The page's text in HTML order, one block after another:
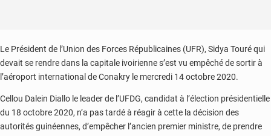
Le Président de l’Union des Forces Républicaines (UFR), Sidya Touré qui
devait se rendre dans la capitale ivoirienne s’est vu empêché de sortir à
l’aéroport international de Conakry le mercredi 14 octobre 2020.
Cellou Dalein Diallo le leader de l’UFDG, candidat à l’élection présidentielle
du 18 octobre 2020, n’a pas tardé à réagir à cette la décision des
autorités guinéennes, d’empêcher l’ancien premier ministre, de prendre